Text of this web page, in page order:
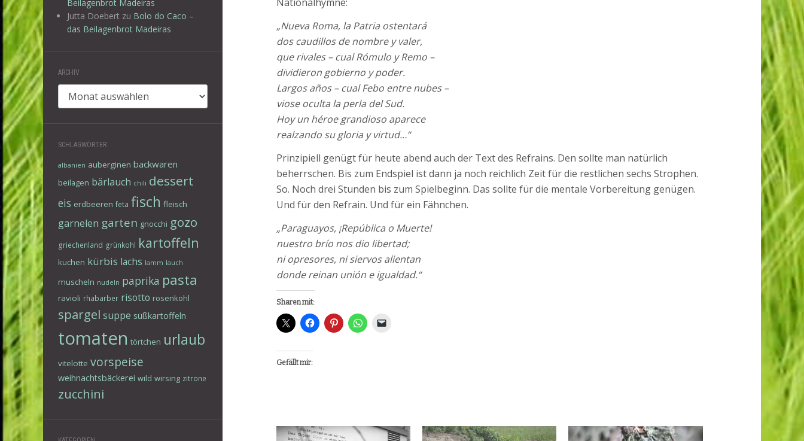
Beilagenbrot Madeiras
Jutta Doebert zu Bolo do Caco –
das Beilagenbrot Madeiras
ARCHIV
SCHLAGWÖRTER
albanien auberginen backwaren
beilagen bärlauch chili dessert
eis erdbeeren feta fisch fleisch
garnelen garten gnocchi gozo
griechenland grünkohl kartoffeln
kuchen kürbis lachs lamm lauch
muscheln nudeln paprika pasta
ravioli rhabarber risotto rosenkohl
spargel suppe süßkartoffeln
tomaten törtchen urlaub
vitelotte vorspeise
weihnachtsbäckerei wild wirsing zitrone
zucchini
„Nueva Roma, la Patria ostentará
dos caudillos de nombre y valer,
que rivales – cual Rómulo y Remo –
dividieron gobierno y poder.
Largos años – cual Febo entre nubes –
viose oculta la perla del Sud.
Hoy un héroe grandioso aparece
realzando su gloria y virtud…“
Prinzipiell genügt für heute abend auch der Text des Refrains. Den sollte man natürlich
beherrschen. Bis zum Endspiel ist dann ja noch reichlich Zeit für die restlichen sechs Strophen.
So. Noch drei Stunden bis zum Spielbeginn. Das sollte für die mentale Vorbereitung genügen.
Und für den Refrain. Und für ein Fähnchen.
„Paraguayos, ¡República o Muerte!
nuestro brío nos dio libertad;
ni opresores, ni siervos alientan
donde reinan unión e igualdad.“
Sharen mit:
Gefällt mir: